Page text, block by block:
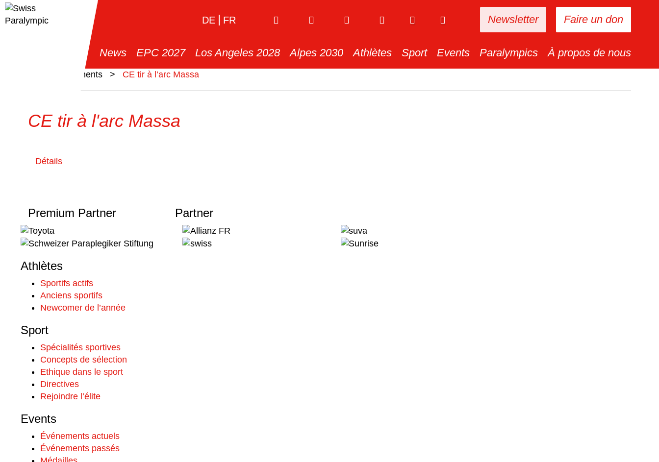
Faire un don
Newsletter
DE FR
News EPC 2027 Los Angeles 2028 Alpes 2030 Athlètes Sport Events Paralympics À propos de nous
Événements > CE tir à l’arc Massa
CE tir à l'arc Massa
Détails
Premium Partner Partner
Athlètes
Sportifs actifs
Anciens sportifs
Newcomer de l’année
Sport
Spécialités sportives
Concepts de sélection
Ethique dans le sport
Directives
Rejoindre l’élite
Events
Événements actuels
Événements passés